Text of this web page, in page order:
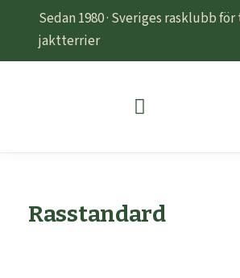
Sedan 1980 · Sveriges rasklubb
jaktterrier
Rasstandard